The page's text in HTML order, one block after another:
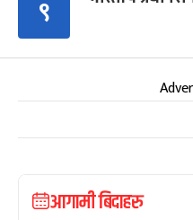
९
आगामी बिदाहरु